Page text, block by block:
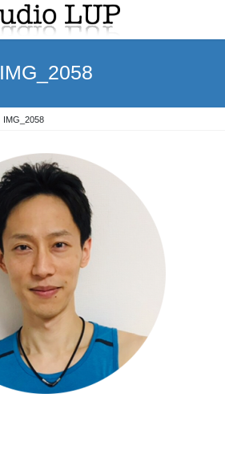
IMG_2058
IMG_2058